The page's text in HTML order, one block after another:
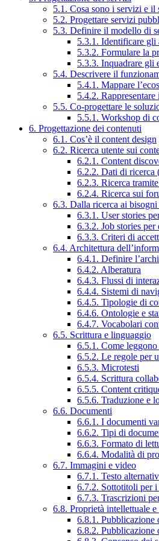
5.1. Cosa sono i servizi e il
5.2. Progettare servizi
5.3. Definire il modello di
5.3.1. Identificare
5.3.2. Formulare la
5.3.3. Inquadrare gli
5.4. Descrivere il
5.4.1. Mappare
5.4.2.
5.5. Co-progettare le
5.5.1. Workshop di
6. Progettazione dei contenuti
6.1. Cos’è il content design
6.2. Ricerca utente sui
6.2.1. Content
6.2.2. Dati di ricerca
6.2.3. Ricerca
6.2.4. Ricerca sui
6.3. Dalla ricerca ai
6.3.1. User stories
6.3.2. Job stories
6.3.3. Criteri di
6.4. Architettura
6.4.1. Definire
6.4.2. Alberatura
6.4.3. Flussi di
6.4.4. Sistemi di
6.4.5. Tipologie di
6.4.6. Ontologie e
6.4.7. Vocabolari
6.5. Scrittura e linguaggio
6.5.1. Come
6.5.2. Le regole per
6.5.3. Microtesti
6.5.4. Scrittura
6.5.5. Content
6.5.6. Traduzione e
6.6. Documenti
6.6.1. I documenti
6.6.2. Tipi di
6.6.3. Formato di
6.6.4. Modalità di
6.7. Immagini e video
6.7.1. Testo
6.7.2. Sottotitoli per
6.7.3. Trascrizioni
6.8. Proprietà intellettuale
6.8.1. Pubblicazione
6.8.2. Pubblicazione